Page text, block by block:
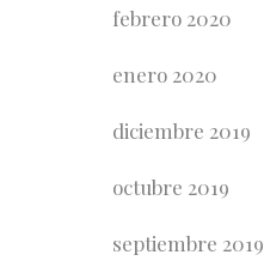
febrero 2020
enero 2020
diciembre 2019
octubre 2019
septiembre 2019